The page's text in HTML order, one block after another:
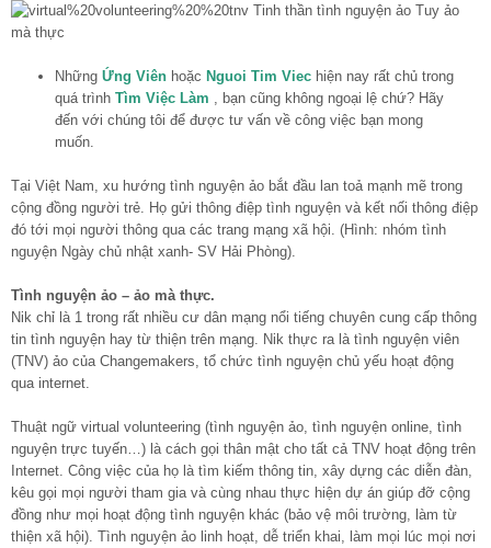
Những Ứng Viên hoặc Nguoi Tim Viec hiện nay rất chủ trong
quá trình Tìm Việc Làm , bạn cũng không ngoại lệ chứ? Hãy
đến với chúng tôi để được tư vấn về công việc bạn mong
muốn.
Tại Việt Nam, xu hướng tình nguyện ảo bắt đầu lan toả mạnh mẽ trong
cộng đồng người trẻ. Họ gửi thông điệp tình nguyện và kết nối thông điệp
đó tới mọi người thông qua các trang mạng xã hội. (Hình: nhóm tình
nguyện Ngày chủ nhật xanh- SV Hải Phòng).
Tình nguyện ảo – ảo mà thực.
Nik chỉ là 1 trong rất nhiều cư dân mạng nổi tiếng chuyên cung cấp thông
tin tình nguyện hay từ thiện trên mạng. Nik thực ra là tình nguyện viên
(TNV) ảo của Changemakers, tổ chức tình nguyện chủ yếu hoạt động
qua internet.
Thuật ngữ virtual volunteering (tình nguyện ảo, tình nguyện online, tình
nguyện trực tuyến…) là cách gọi thân mật cho tất cả TNV hoạt động trên
Internet. Công việc của họ là tìm kiếm thông tin, xây dựng các diễn đàn,
kêu gọi mọi người tham gia và cùng nhau thực hiện dự án giúp đỡ cộng
đồng như mọi hoạt động tình nguyện khác (bảo vệ môi trường, làm từ
thiện xã hội). Tình nguyện ảo linh hoạt, dễ triển khai, làm mọi lúc mọi nơi